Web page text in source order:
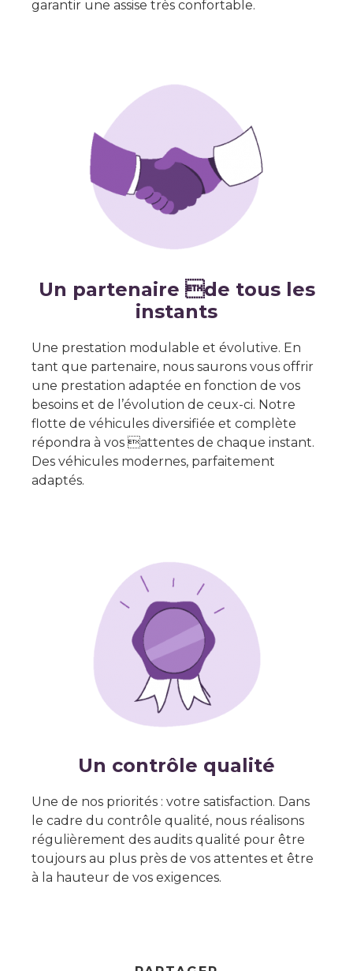
garantir une assise très confortable.
Un partenaire de tous les
instants
Une prestation modulable et évolutive. En
tant que partenaire, nous saurons vous offrir
une prestation adaptée en fonction de vos
besoins et de l’évolution de ceux-ci. Notre
flotte de véhicules diversifiée et complète
répondra à vos attentes de chaque instant.
Des véhicules modernes, parfaitement
adaptés.
Un contrôle qualité
Une de nos priorités : votre satisfaction. Dans
le cadre du contrôle qualité, nous réalisons
régulièrement des audits qualité pour être
toujours au plus près de vos attentes et être
à la hauteur de vos exigences.